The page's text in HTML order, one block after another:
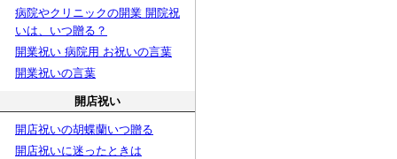
病院やクリニックの開業 開院祝
いは、いつ贈る？
開業祝い 病院用 お祝いの言葉
開業祝いの言葉
開店祝い
開店祝いの胡蝶蘭いつ贈る
開店祝いに迷ったときは